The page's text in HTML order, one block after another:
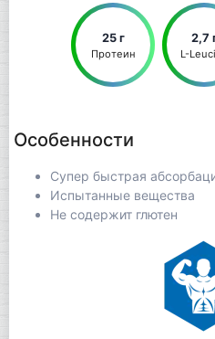
25 г
Протеин
2,7
L-
Особенности
Супер быстрая
Испытанные вещества
Не содержит глютен